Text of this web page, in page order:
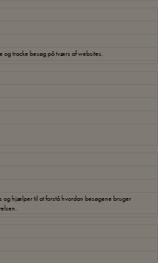
og tracke besøg på tværs af websites.
og hjælper til at forstå hvordan besøgene bruger